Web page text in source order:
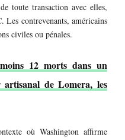
toute transaction avec elles,
Les contrevenants, américains
civiles ou pénales.
12 morts dans un
de Lomera, les
où Washington affirme